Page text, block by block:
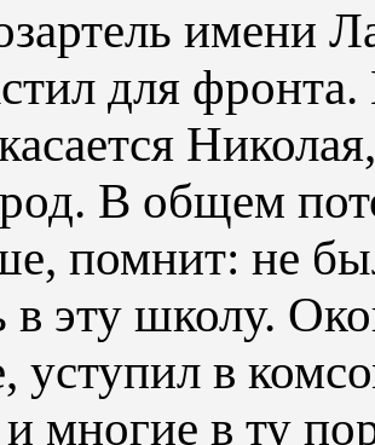
имени
для
В общем
помнит: не
в эту школу.
уступил в
многие в ту